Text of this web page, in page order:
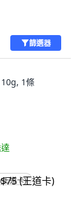
篩選器
1條
王道卡)